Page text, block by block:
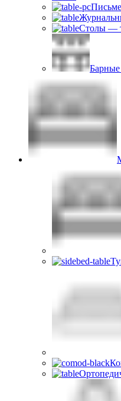
Столы —
Барные